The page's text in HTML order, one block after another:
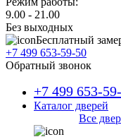
9.00 - 21.00
Без выходных
Бесплатный
+7 499 653-59-50
Обратный звонок
+7 499 653-
Каталог дверей
Все